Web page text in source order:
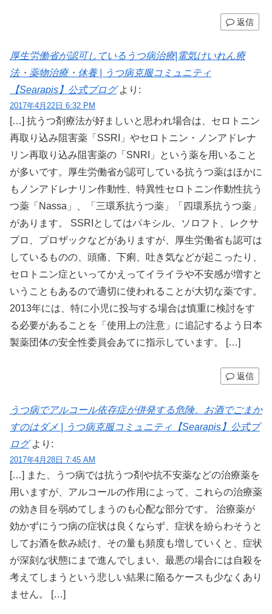
返信
厚生労働省が認可しているうつ病治療|電気けいれん療
法・薬物治療・休養 | うつ病克服コミュニティ
【Searapis】公式ブログ より:
2017年4月22日 6:32 PM
[…] 抗うつ剤療法が好ましいと思われ場合は、セロトニン
再取り込み阻害薬「SSRI」やセロトニン・ノンアドレナ
リン再取り込み阻害薬の「SNRI」という薬を用いること
が多いです。厚生労働省が認可している抗うつ薬はほかに
もノンアドレナリン作動性、特異性セロトニン作動性抗う
つ薬「Nassa」、「三環系抗うつ薬」「四環系抗うつ薬」
があります。 SSRIとしてはパキシル、ソロフト、レクサ
プロ、プロザックなどがありますが、厚生労働省も認可は
しているものの、頭痛、下痢、吐き気などが起こったり、
セロトニン症といってかえってイライラや不安感が増すと
いうこともあるので適切に使われることが大切な薬です。
2013年には、特に小児に投与する場合は慎重に検討をす
る必要があることを「使用上の注意」に追記するよう日本
製薬団体の安全性委員会あてに指示しています。 […]
返信
うつ病でアルコール依存症が併発する危険。お酒でごまか
すのはダメ | うつ病克服コミュニティ【Searapis】公式ブ
ログ より:
2017年4月28日 7:45 AM
[…] また、うつ病では抗うつ剤や抗不安薬などの治療薬を
用いますが、アルコールの作用によって、これらの治療薬
の効き目を弱めてしまうのも心配な部分です。 治療薬が
効かずにうつ病の症状は良くならず、症状を紛らわそうと
してお酒を飲み続け、その量も頻度も増していくと、症状
が深刻な状態にまで進んでしまい、最悪の場合には自殺を
考えてしまうという悲しい結果に陥るケースも少なくあり
ません。 […]